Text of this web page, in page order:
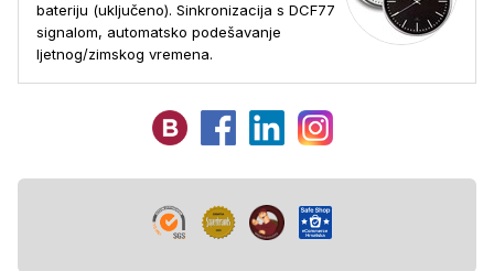
bateriju (uključeno). Sinkronizacija s DCF77
signalom, automatsko podešavanje
ljetnog/zimskog vremena.